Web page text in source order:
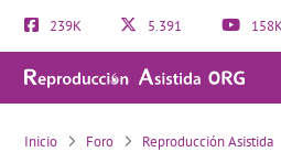
239K 5.391
Lista de espera FIV en
Inicio Foro Reproducción Asistida